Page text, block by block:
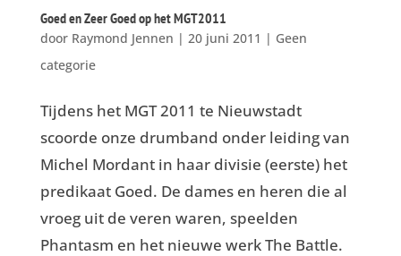
Goed en Zeer Goed op het MGT2011
door Raymond Jennen | 20 juni 2011 | Geen
categorie
Tijdens het MGT 2011 te Nieuwstadt
scoorde onze drumband onder leiding van
Michel Mordant in haar divisie (eerste) het
predikaat Goed. De dames en heren die al
vroeg uit de veren waren, speelden
Phantasm en het nieuwe werk The Battle.